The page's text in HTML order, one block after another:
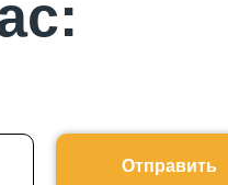
Отправить